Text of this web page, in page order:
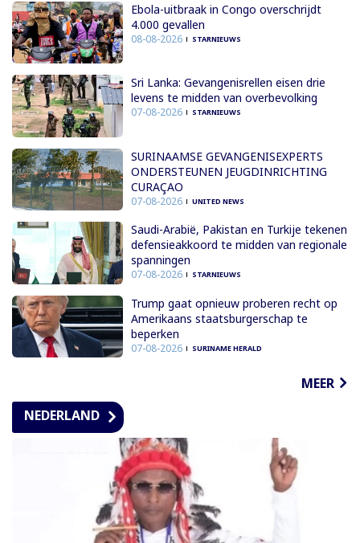
Ebola-uitbraak in Congo overschrijdt
4.000 gevallen
08-08-2026 STARNIEUWS
Sri Lanka: Gevangenisrellen eisen drie
levens te midden van overbevolking
07-08-2026 STARNIEUWS
SURINAAMSE GEVANGENISEXPERTS
ONDERSTEUNEN JEUGDINRICHTING
CURAÇAO
07-08-2026 UNITED NEWS
Saudi-Arabië, Pakistan en Turkije tekenen
defensieakkoord te midden van regionale
spanningen
07-08-2026 STARNIEUWS
Trump gaat opnieuw proberen recht op
Amerikaans staatsburgerschap te
beperken
07-08-2026 SURINAME HERALD
MEER
NEDERLAND